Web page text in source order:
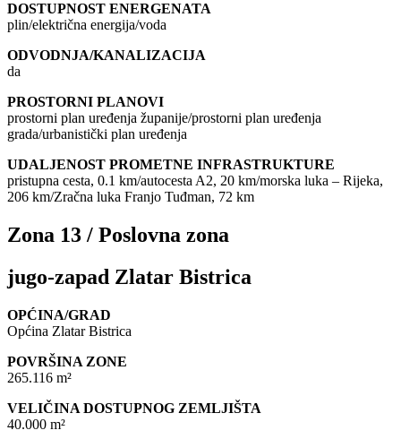
DOSTUPNOST ENERGENATA
plin/električna energija/voda
ODVODNJA/KANALIZACIJA
da
PROSTORNI PLANOVI
prostorni plan uređenja županije/prostorni plan uređenja
grada/urbanistički plan uređenja
UDALJENOST PROMETNE INFRASTRUKTURE
pristupna cesta, 0.1 km/autocesta A2, 20 km/morska luka – Rijeka,
206 km/Zračna luka Franjo Tuđman, 72 km
Zona 13 / Poslovna zona
jugo-zapad Zlatar Bistrica
OPĆINA/GRAD
Općina Zlatar Bistrica
POVRŠINA ZONE
265.116 m²
VELIČINA DOSTUPNOG ZEMLJIŠTA
40.000 m²